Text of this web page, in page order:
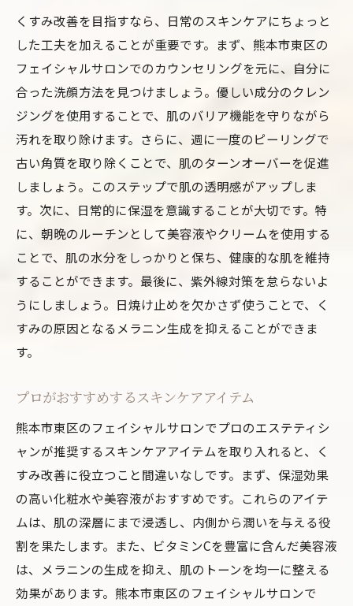
くすみ改善を目指すなら、日常のスキンケアにちょっと
した工夫を加えることが重要です。まず、熊本市東区の
フェイシャルサロンでのカウンセリングを元に、自分に
合った洗顔方法を見つけましょう。優しい成分のクレン
ジングを使用することで、肌のバリア機能を守りながら
汚れを取り除けます。さらに、週に一度のピーリングで
古い角質を取り除くことで、肌のターンオーバーを促進
しましょう。このステップで肌の透明感がアップしま
す。次に、日常的に保湿を意識することが大切です。特
に、朝晩のルーチンとして美容液やクリームを使用する
ことで、肌の水分をしっかりと保ち、健康的な肌を維持
することができます。最後に、紫外線対策を怠らないよ
うにしましょう。日焼け止めを欠かさず使うことで、く
すみの原因となるメラニン生成を抑えることができま
す。
プロがおすすめするスキンケアアイテム
熊本市東区のフェイシャルサロンでプロのエステティシ
ャンが推奨するスキンケアアイテムを取り入れると、く
すみ改善に役立つこと間違いなしです。まず、保湿効果
の高い化粧水や美容液がおすすめです。これらのアイテ
ムは、肌の深層にまで浸透し、内側から潤いを与える役
割を果たします。また、ビタミンCを豊富に含んだ美容液
は、メラニンの生成を抑え、肌のトーンを均一に整える
効果があります。熊本市東区のフェイシャルサロンで